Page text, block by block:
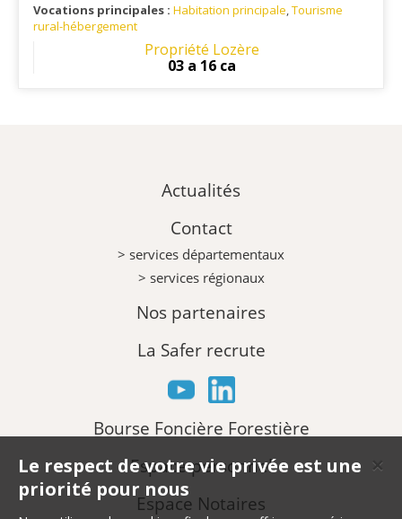
Vocations principales : Habitation principale,Tourisme
rural-hébergement
Propriété Lozère
03 a 16 ca
Actualités
Contact
> services départementaux
> services régionaux
Nos partenaires
La Safer recrute
Bourse Foncière Forestière
Espace personnel
Espace Notaires
✕
Le respect de votre vie privée est une
priorité pour nous